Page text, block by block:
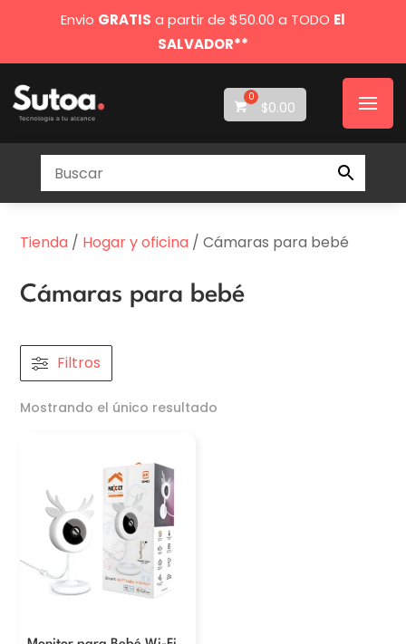
Envio GRATIS a partir de $50.00 a TODO El
SALVADOR**
$0.00
Tienda / Hogar y oficina / Cámaras para bebé
Cámaras para bebé
Filtros
Mostrando el único resultado